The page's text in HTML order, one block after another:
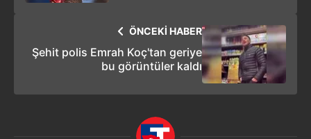
ÖNCEKİ HABER
Şehit polis Emrah Koç'tan geriye
bu görüntüler kaldı